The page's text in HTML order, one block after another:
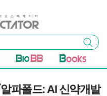
검색
파폴드: AI 신약개발